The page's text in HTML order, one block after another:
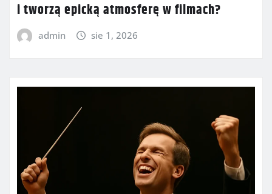
i tworzą epicką atmosferę w filmach?
admin sie 1, 2026